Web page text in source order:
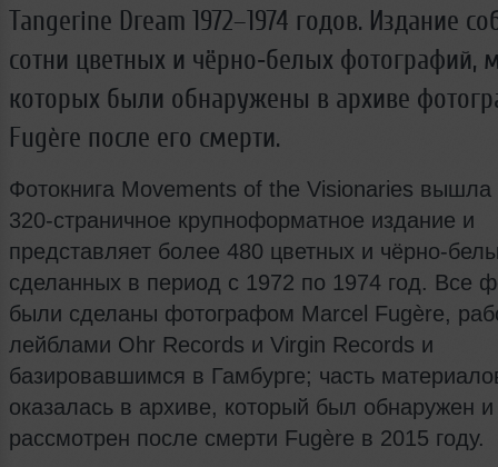
Tangerine Dream 1972–1974 годов. Издание
сотни цветных и чёрно‑белых фотографий,
которых были обнаружены в архиве
Fugère после его смерти.
Фотокнига Movements of the Visionaries вышла
320‑страничное крупноформатное издание и
представляет более 480 цветных и
сделанных в период с 1972 по 1974 год. Все
были сделаны фотографом Marcel Fugère,
лейблами Ohr Records и Virgin Records и
базировавшимся в Гамбурге; часть
оказалась в архиве, который был обнаружен и
рассмотрен после смерти Fugère в 2015 году.